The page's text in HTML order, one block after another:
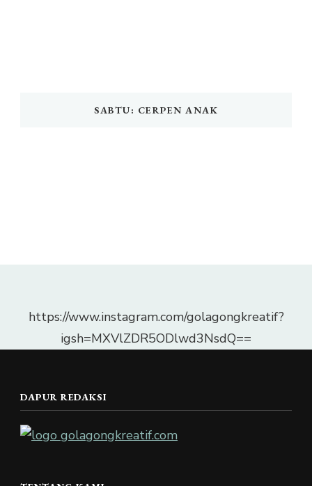
SABTU: CERPEN ANAK
https://www.instagram.com/golagongkreatif?
igsh=MXVlZDR5ODlwd3NsdQ==
DAPUR REDAKSI